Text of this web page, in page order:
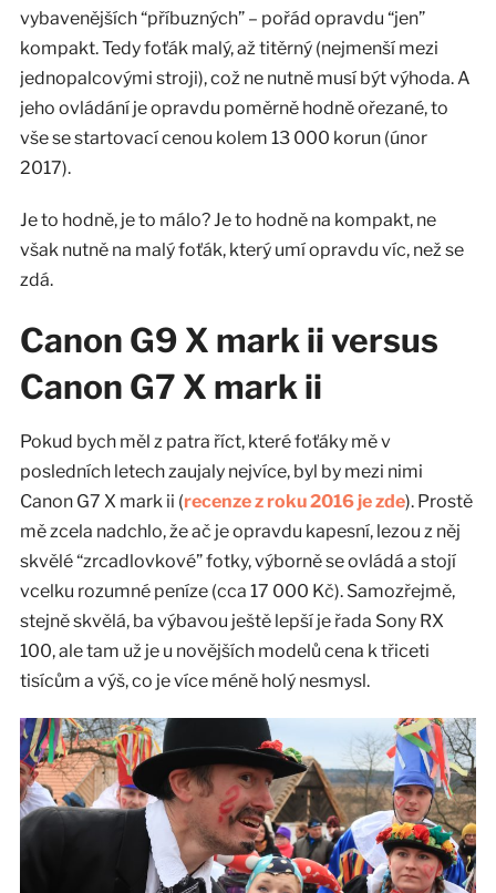
vybavenějších “příbuzných” – pořád opravdu “jen”
kompakt. Tedy foťák malý, až titěrný (nejmenší mezi
jednopalcovými stroji), což ne nutně musí být výhoda. A
jeho ovládání je opravdu poměrně hodně ořezané, to
vše se startovací cenou kolem 13 000 korun (únor
2017).
Je to hodně, je to málo? Je to hodně na kompakt, ne
však nutně na malý foťák, který umí opravdu víc, než se
zdá.
Canon G9 X mark ii versus
Canon G7 X mark ii
Pokud bych měl z patra říct, které foťáky mě v
posledních letech zaujaly nejvíce, byl by mezi nimi
Canon G7 X mark ii (recenze z roku 2016 je zde). Prostě
mě zcela nadchlo, že ač je opravdu kapesní, lezou z něj
skvělé “zrcadlovkové” fotky, výborně se ovládá a stojí
vcelku rozumné peníze (cca 17 000 Kč). Samozřejmě,
stejně skvělá, ba výbavou ještě lepší je řada Sony RX
100, ale tam už je u novějších modelů cena k třiceti
tisícům a výš, co je více méně holý nesmysl.